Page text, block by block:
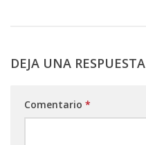
DEJA UNA RESPUESTA
Comentario *